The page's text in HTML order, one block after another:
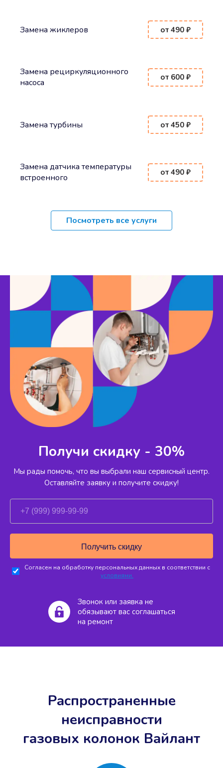
Замена жиклеров от 490 ₽
Замена рециркуляционного
насоса
от 600 ₽
Замена турбины от 450 ₽
Замена датчика температуры
встроенного
от 490 ₽
Посмотреть все услуги
Получи скидку - 30%
Мы рады помочь, что вы выбрали наш сервисный центр.
Оставляйте заявку и получите скидку!
Согласен на обработку персональных данных в соответствии с
условиями.
Звонок или заявка не
обязывают вас соглашаться
на ремонт
Распространенные
неисправности
газовых колонок Вайлант